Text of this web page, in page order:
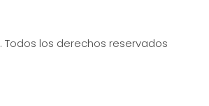
. Todos los derechos reservados